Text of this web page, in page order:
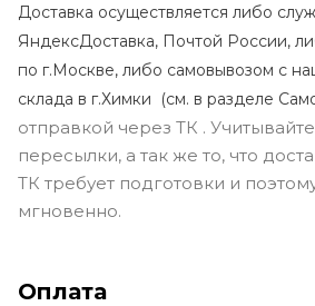
Доставка осуществляется либо
ЯндексДоставка, Почтой России,
по г.Москве, либо самовывозом с
склада в г.Химки (см. в разделе
отправкой через ТК .
пересылки, а так же то, что
ТК требует подготовки и
мгновенно.
Оплата